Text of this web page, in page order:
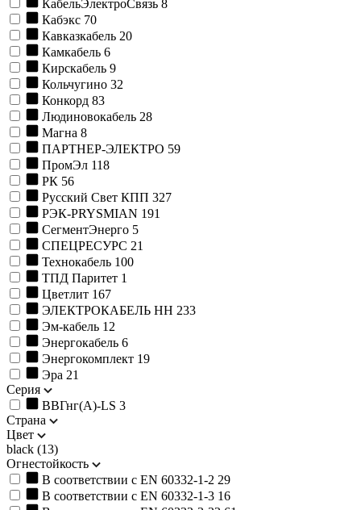
КабельЭлектроСвязь 8
Кабэкс 70
Кавказкабель 20
Камкабель 6
Кирскабель 9
Кольчугино 32
Конкорд 83
Людиновокабель 28
Магна 8
ПАРТНЕР-ЭЛЕКТРО 59
ПромЭл 118
РК 56
Русский Свет КПП 327
РЭК-PRYSMIAN 191
СегментЭнерго 5
СПЕЦРЕСУРС 21
Технокабель 100
ТПД Паритет 1
Цветлит 167
ЭЛЕКТРОКАБЕЛЬ НН 233
Эм-кабель 12
Энергокабель 6
Энергокомплект 19
Эра 21
Серия
ВВГнг(А)-LS 3
Страна
Цвет
black (13)
Огнестойкость
В соответствии с EN 60332-1-2 29
В соответствии с EN 60332-1-3 16